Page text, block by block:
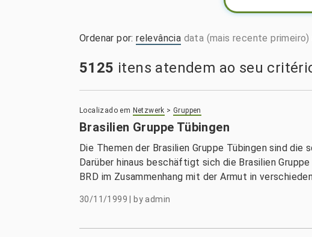
Ordenar por:relevância data (mais recente primeiro)
5125 itens atendem ao seu
Localizado em Netzwerk >Gruppen
Brasilien Gruppe Tübingen
Die Themen der Brasilien Gruppe Tübingen sind
Darüber hinaus beschäftigt sich die Brasilien
BRD im Zusammenhang mit der Armut in
30/11/1999 byadmin